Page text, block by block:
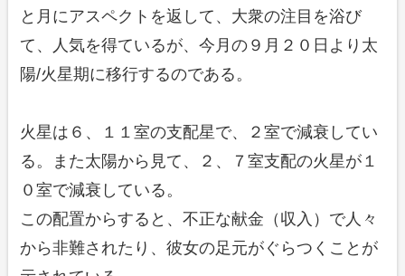
と月にアスペクトを返して、大衆の注目を浴び
て、人気を得ているが、今月の９月２０日より太
陽/火星期に移行するのである。
火星は６、１１室の支配星で、２室で減衰してい
る。また太陽から見て、２、７室支配の火星が１
０室で減衰している。
この配置からすると、不正な献金（収入）で人々
から非難されたり、彼女の足元がぐらつくことが